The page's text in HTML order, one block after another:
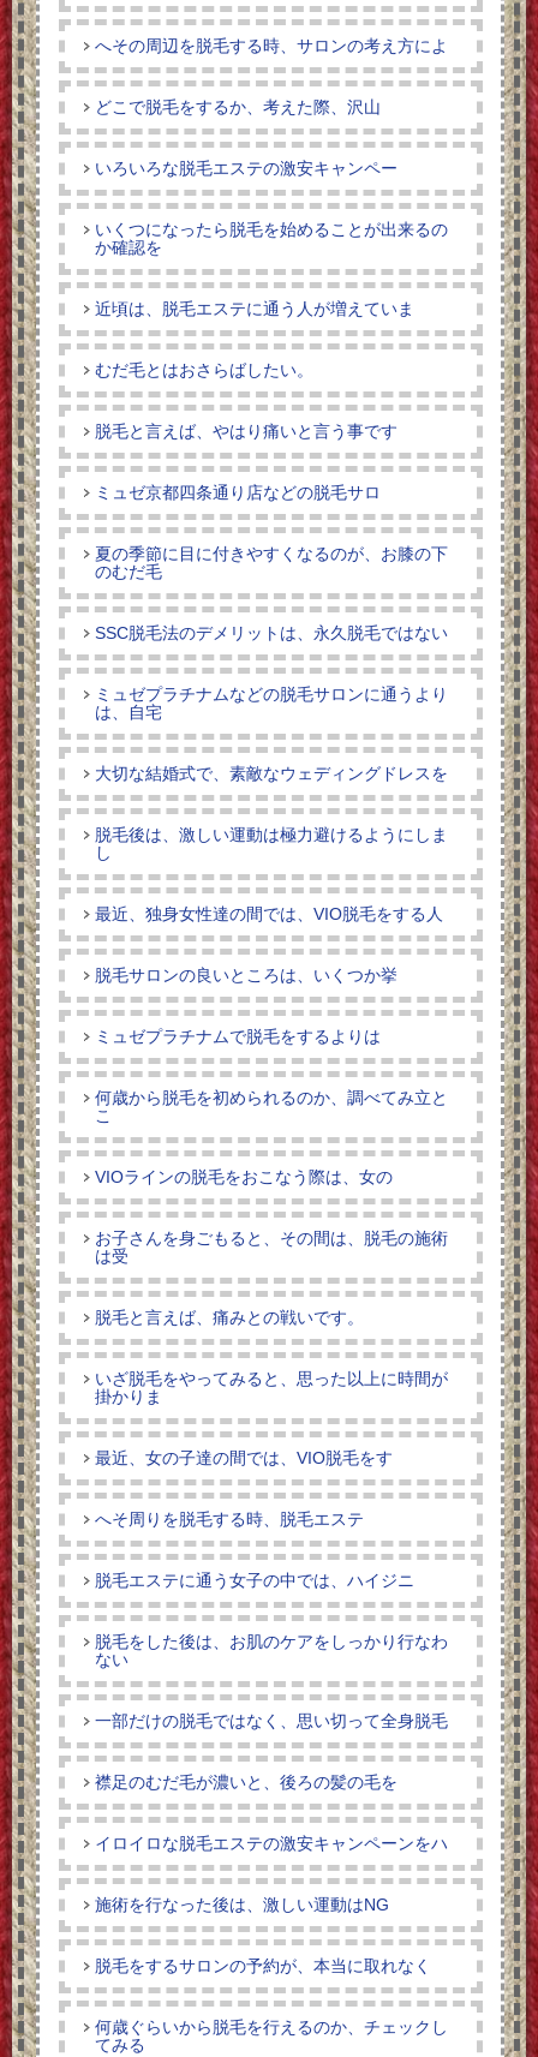
へその周辺を脱毛する時、サロンの考え方によ
どこで脱毛をするか、考えた際、沢山
いろいろな脱毛エステの激安キャンペー
いくつになったら脱毛を始めることが出来るの
か確認を
近頃は、脱毛エステに通う人が増えていま
むだ毛とはおさらばしたい。
脱毛と言えば、やはり痛いと言う事です
ミュゼ京都四条通り店などの脱毛サロ
夏の季節に目に付きやすくなるのが、お膝の下
のむだ毛
SSC脱毛法のデメリットは、永久脱毛ではない
ミュゼプラチナムなどの脱毛サロンに通うより
は、自宅
大切な結婚式で、素敵なウェディングドレスを
脱毛後は、激しい運動は極力避けるようにしま
し
最近、独身女性達の間では、VIO脱毛をする人
脱毛サロンの良いところは、いくつか挙
ミュゼプラチナムで脱毛をするよりは
何歳から脱毛を初められるのか、調べてみ立と
こ
VIOラインの脱毛をおこなう際は、女の
お子さんを身ごもると、その間は、脱毛の施術
は受
脱毛と言えば、痛みとの戦いです。
いざ脱毛をやってみると、思った以上に時間が
掛かりま
最近、女の子達の間では、VIO脱毛をす
へそ周りを脱毛する時、脱毛エステ
脱毛エステに通う女子の中では、ハイジニ
脱毛をした後は、お肌のケアをしっかり行なわ
ない
一部だけの脱毛ではなく、思い切って全身脱毛
襟足のむだ毛が濃いと、後ろの髪の毛を
イロイロな脱毛エステの激安キャンペーンをハ
施術を行なった後は、激しい運動はNG
脱毛をするサロンの予約が、本当に取れなく
何歳ぐらいから脱毛を行えるのか、チェックし
てみる